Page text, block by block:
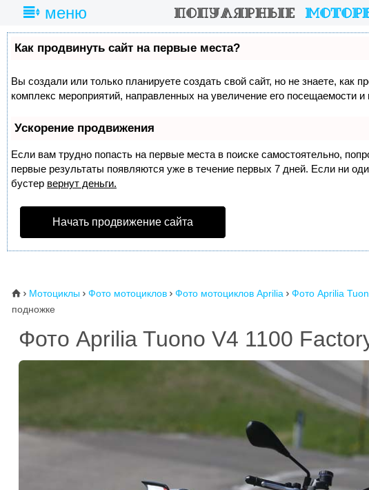
меню
Как продвинуть сайт на первые места?
Вы создали или только планируете создать свой сайт, но не знаете, как
комплекс мероприятий, направленных на увеличение его посещаемости
Ускорение продвижения
Если вам трудно попасть на первые места в поиске самостоятельно,
первые результаты появляются уже в течение первых 7 дней. Если ни
бустер вернут деньги.
Начать продвижение сайта
⌂  Мотоциклы  Фото мотоциклов  Фото мотоциклов Aprilia  Фото Aprilia
подножке
Фото Aprilia Tuono V4 1100